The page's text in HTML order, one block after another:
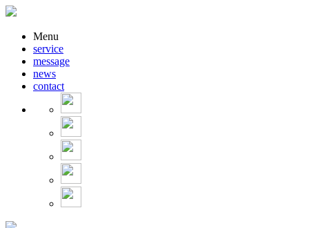
Menu
service
message
news
contact